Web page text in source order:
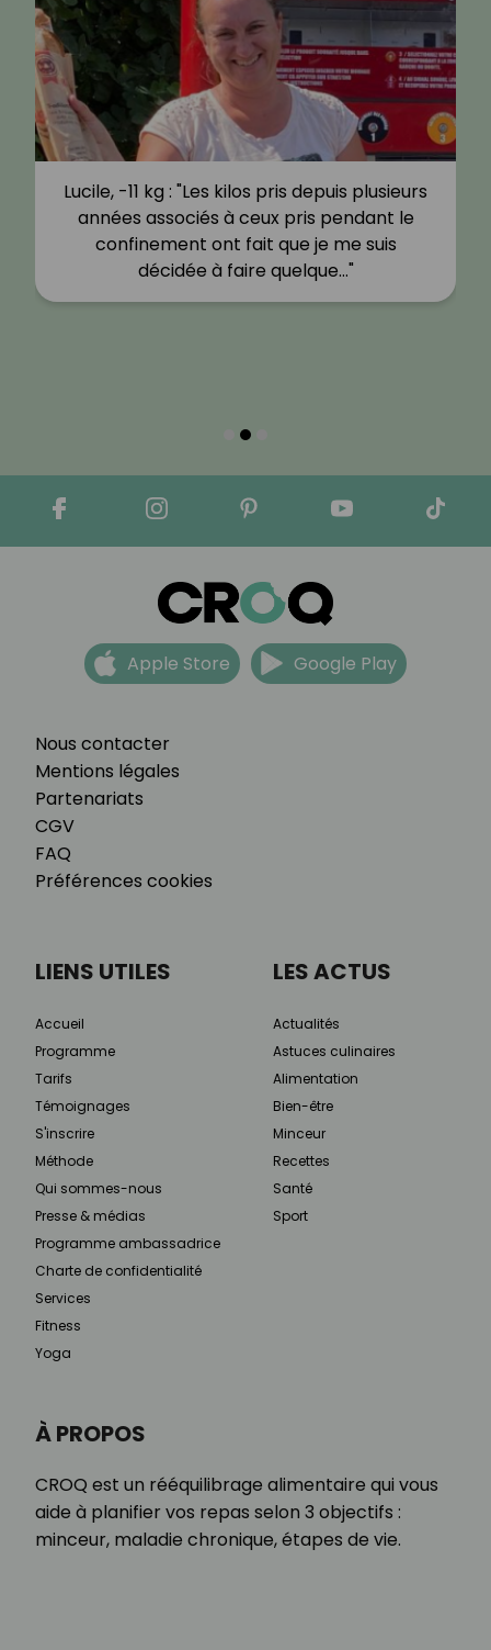
Lucile, -11 kg : "Les kilos pris depuis plusieurs
années associés à ceux pris pendant le
confinement ont fait que je me suis
décidée à faire quelque…"
Nous contacter
Mentions légales
Partenariats
CGV
FAQ
Préférences cookies
Apple Store Google Play
À PROPOS
CROQ est un rééquilibrage alimentaire qui vous
aide à planifier vos repas selon 3 objectifs :
minceur, maladie chronique, étapes de vie.
LIENS UTILES
Accueil
Programme
Tarifs
Témoignages
S'inscrire
Méthode
Qui sommes-nous
Presse & médias
Programme ambassadrice
Charte de confidentialité
Services
Fitness
Yoga
LES ACTUS
Actualités
Astuces culinaires
Alimentation
Bien-être
Minceur
Recettes
Santé
Sport